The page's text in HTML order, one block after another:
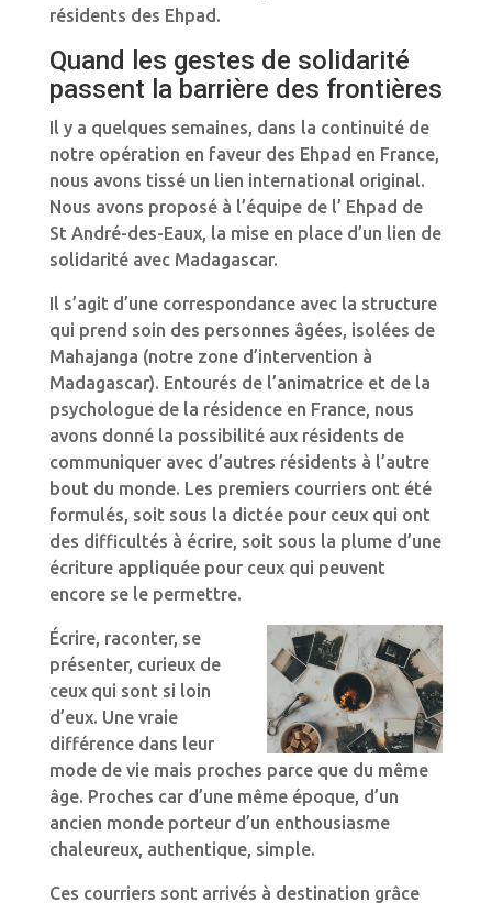
résidents des Ehpad.
Quand les gestes de solidarité
passent la barrière des frontières
Il y a quelques semaines, dans la continuité de
notre opération en faveur des Ehpad en France,
nous avons tissé un lien international original.
Nous avons proposé à l’équipe de l’ Ehpad de
St André-des-Eaux, la mise en place d’un lien de
solidarité avec Madagascar.
Il s’agit d’une correspondance avec la structure
qui prend soin des personnes âgées, isolées de
Mahajanga (notre zone d’intervention à
Madagascar). Entourés de l’animatrice et de la
psychologue de la résidence en France, nous
avons donné la possibilité aux résidents de
communiquer avec d’autres résidents à l’autre
bout du monde. Les premiers courriers ont été
formulés, soit sous la dictée pour ceux qui ont
des difficultés à écrire, soit sous la plume d’une
écriture appliquée pour ceux qui peuvent
encore se le permettre.
Écrire, raconter, se
présenter, curieux de
ceux qui sont si loin
d’eux. Une vraie
différence dans leur
mode de vie mais proches parce que du même
âge. Proches car d’une même époque, d’un
ancien monde porteur d’un enthousiasme
chaleureux, authentique, simple.
Ces courriers sont arrivés à destination grâce